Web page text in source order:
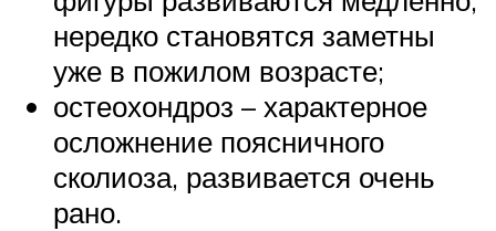
нередко становятся заметны
уже в пожилом возрасте;
остеохондроз – характерное
осложнение поясничного
сколиоза, развивается очень
рано.